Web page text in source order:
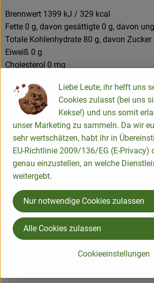
Brennwert 1399 kJ / 329 kcal
Fette 0 g, davon gesättigte 0 g, davon
Totale Kohlenhydrate 80 g, davon Zucker
Eiweiß 0 g
Cholesterol 0 mg
Produktinformationen
Zutaten
Herkunft
Liebe Leute, ihr helft uns
Cookies zulasst (bei uns
Kekse!) und uns somit
unser Marketing zu sammeln. Da wir
sehr wertschätzen, habt ihr in
EU-Richtlinie 2009/136/EG (E-Privacy)
genau einzustellen, an welche
weitergebt.
Cookieeinstellungen
Nur notwendige Cookies zulassen
Alle Cookies zulassen